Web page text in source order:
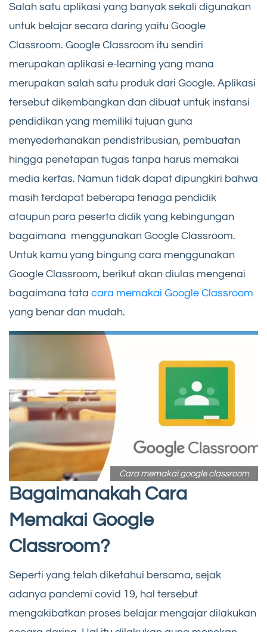
Salah satu aplikasi yang banyak sekali digunakan
untuk belajar secara daring yaitu Google
Classroom. Google Classroom itu sendiri
merupakan aplikasi e-learning yang mana
merupakan salah satu produk dari Google. Aplikasi
tersebut dikembangkan dan dibuat untuk instansi
pendidikan yang memiliki tujuan guna
menyederhanakan pendistribusian, pembuatan
hingga penetapan tugas tanpa harus memakai
media kertas. Namun tidak dapat dipungkiri bahwa
masih terdapat beberapa tenaga pendidik
ataupun para peserta didik yang kebingungan
bagaimana menggunakan Google Classroom.
Untuk kamu yang bingung cara menggunakan
Google Classroom, berikut akan diulas mengenai
bagaimana tata cara memakai Google Classroom
yang benar dan mudah.
Cara memakai google classroom
Bagaimanakah Cara
Memakai Google
Classroom?
Seperti yang telah diketahui bersama, sejak
adanya pandemi covid 19, hal tersebut
mengakibatkan proses belajar mengajar dilakukan